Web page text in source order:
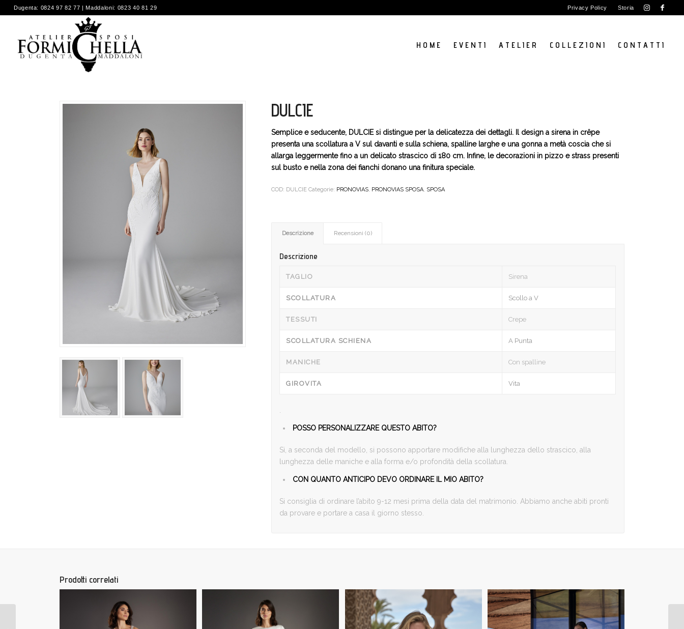
Privacy Policy Storia
Dugenta: 0824 97 82 77 | Maddaloni: 0823 40 81 29
H O M E E V E N T I A T E L I E R C O L L E Z I O N I C O N T A T T I
DULCIE
Semplice e seducente, DULCIE si distingue per la delicatezza dei dettagli. Il design a sirena in crêpe
presenta una scollatura a V sul davanti e sulla schiena, spalline larghe e una gonna a metà coscia che si
allarga leggermente fino a un delicato strascico di 180 cm. Infine, le decorazioni in pizzo e strass presenti
sul busto e nella zona dei fianchi donano una finitura speciale.
COD: DULCIE Categorie: PRONOVIAS, PRONOVIAS SPOSA, SPOSA
Descrizione Recensioni (0)
Descrizione
TAGLIO Sirena
SCOLLATURA Scollo a V
TESSUTI Crepe
SCOLLATURA SCHIENA A Punta
MANICHE Con spalline
GIROVITA Vita
POSSO PERSONALIZZARE QUESTO ABITO?
Sì, a seconda del modello, si possono apportare modifiche alla lunghezza dello strascico, alla
lunghezza delle maniche e alla forma e/o profondità della scollatura.
CON QUANTO ANTICIPO DEVO ORDINARE IL MIO ABITO?
Si consiglia di ordinare l’abito 9-12 mesi prima della data del matrimonio. Abbiamo anche abiti pronti
da provare e portare a casa il giorno stesso.
Prodotti correlati